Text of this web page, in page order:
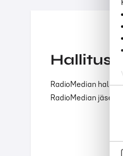
Hallitus
RadioMedian
RadioMedian